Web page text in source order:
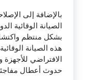
بالإضافة إلى
الصيانة الوقائية
بشكل منتظم
هذه الصيانة
الافتراضي
حدوث أعطال